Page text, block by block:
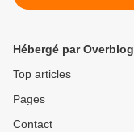
Hébergé par Overblog
Top articles
Pages
Contact